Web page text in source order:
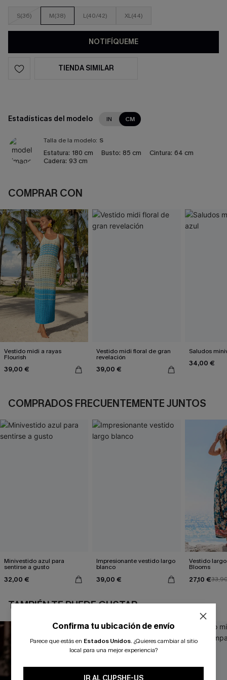
S(36) M(38) L(40/42) XL(44)
NOTIFÍQUEME
TIENDA SIMILAR
Estadísticas del modelo IN CM
Talla de la modelo: S
Estatura: 180 cm Busto: 85 cm Cintura: 64 cm
Cadera: 93 cm
COMPRAR CON
Vestido midi a rayas
Flourish
39,00 €
Vestido midi floral de gran
revelación
39,00 €
Saludos
34,00 €
COMPRADOS FRECUENTEMENTE JUNTOS
Minivestido azul para
sentirse a gusto
32,00 €
Impresionante vestido largo
blanco
39,00 €
Vestido
Blooms
27,10 €
TAMBIÉN TE PUEDE GUSTAR
Confirma tu ubicación de envío
Parece que estás en Estados Unidos. ¿Quieres cambiar al sitio
local para una mejor experiencia?
IR AL CUPSHE-US